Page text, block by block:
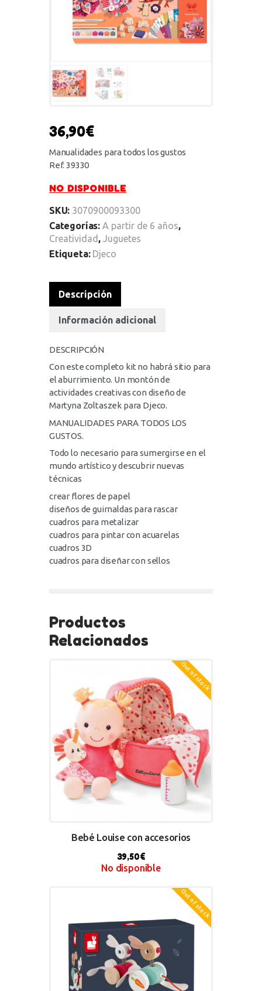
36,90€
Manualidades para todos los gustos
Ref. 39330
NO DISPONIBLE
SKU: 3070900093300
Categorías: A partir de 6 años,
Creatividad , Juguetes
Etiqueta: Djeco
Descripción
Información adicional
DESCRIPCIÓN
Con este completo kit no habrá sitio para
el aburrimiento. Un montón de
actividades creativas con diseño de
Martyna Zoltaszek para Djeco.
MANUALIDADES PARA TODOS LOS
GUSTOS.
Todo lo necesario para sumergirse en el
mundo artístico y descubrir nuevas
técnicas
crear flores de papel
diseños de guirnaldas para rascar
cuadros para metalizar
cuadros para pintar con acuarelas
cuadros 3D
cuadros para diseñar con sellos
Productos
Relacionados
Out of stock
Bebé Louise con accesorios
39,50€
No disponible
Out of stock